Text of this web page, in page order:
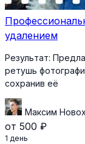
удалением
Результат:
ретушь
сохранив её
Максим
от 500 ₽
1 день